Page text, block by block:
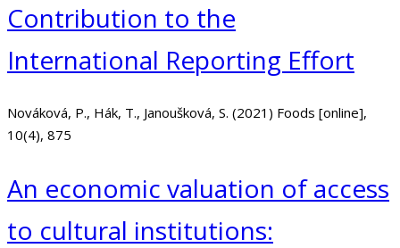
Contribution to the
International Reporting Effort
Nováková, P., Hák, T., Janoušková, S. (2021) Foods [online],
10(4), 875
An economic valuation of access
to cultural institutions: